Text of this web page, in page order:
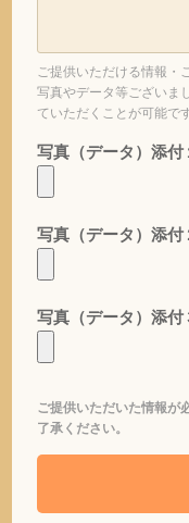
ご提供いただける情報・
写真やデータ等ございま
ていただくことが可能で
写真（データ）添付
写真（データ）添付
写真（データ）添付
ご提供いただいた情報が
了承ください。